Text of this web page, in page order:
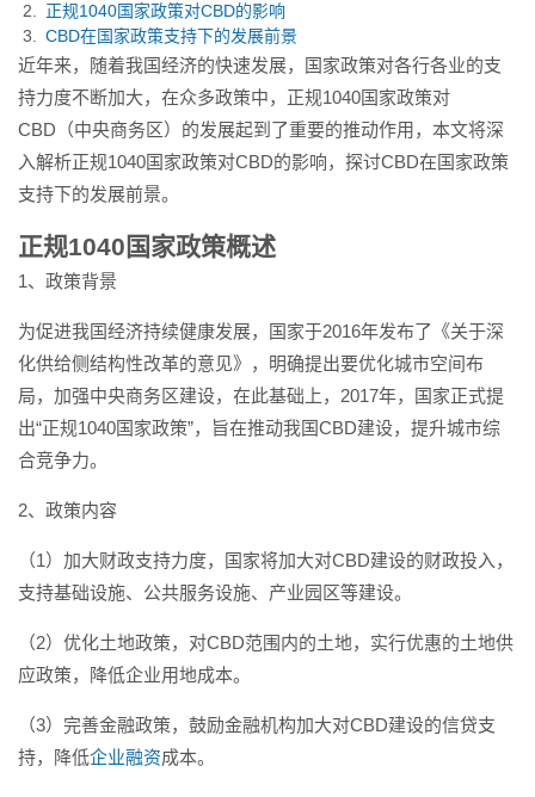
正规1040国家政策对CBD的影响
CBD在国家政策支持下的发展前景
近年来，随着我国经济的快速发展，国家政策对各行各业的支
持力度不断加大，在众多政策中，正规1040国家政策对
CBD（中央商务区）的发展起到了重要的推动作用，本文将深
入解析正规1040国家政策对CBD的影响，探讨CBD在国家政策
支持下的发展前景。
正规1040国家政策概述
1、政策背景
为促进我国经济持续健康发展，国家于2016年发布了《关于深
化供给侧结构性改革的意见》，明确提出要优化城市空间布
局，加强中央商务区建设，在此基础上，2017年，国家正式提
出“正规1040国家政策”，旨在推动我国CBD建设，提升城市综
合竞争力。
2、政策内容
（1）加大财政支持力度，国家将加大对CBD建设的财政投入，
支持基础设施、公共服务设施、产业园区等建设。
（2）优化土地政策，对CBD范围内的土地，实行优惠的土地供
应政策，降低企业用地成本。
（3）完善金融政策，鼓励金融机构加大对CBD建设的信贷支
持，降低企业融资成本。